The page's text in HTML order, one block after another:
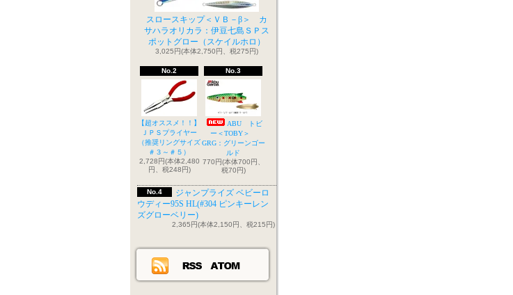
スロースキップ＜ＶＢ－β＞ カ
サハラオリカラ：伊豆七島ＳＰス
ポットグロー（スケイルホロ）
3,025円(本体2,750円、税275円)
No.2
【超オススメ！！】
ＪＰＳプライヤー
（推奨リングサイズ
＃３～＃５）
2,728円(本体2,480
円、税248円)
No.3
ABU トビ
ー＜TOBY＞
GRG：グリーンゴー
ルド
770円(本体700円、
税70円)
No.4
ジャンプライズ ベビーロ
ウディー95S HL(#304 ピンキーレン
ズグローベリー)
2,365円(本体2,150円、税215円)